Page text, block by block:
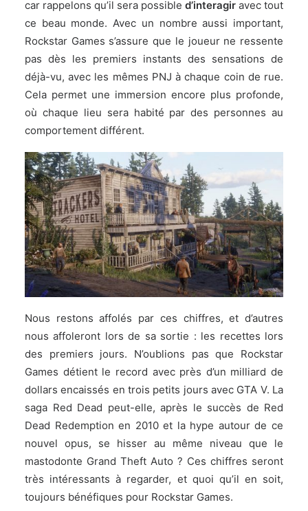
car rappelons qu’il sera possible d’interagir avec tout
ce beau monde. Avec un nombre aussi important,
Rockstar Games s’assure que le joueur ne ressente
pas dès les premiers instants des sensations de
déjà-vu, avec les mêmes PNJ à chaque coin de rue.
Cela permet une immersion encore plus profonde,
où chaque lieu sera habité par des personnes au
comportement différent.
Nous restons affolés par ces chiffres, et d’autres
nous affoleront lors de sa sortie : les recettes lors
des premiers jours. N’oublions pas que Rockstar
Games détient le record avec près d’un milliard de
dollars encaissés en trois petits jours avec GTA V. La
saga Red Dead peut-elle, après le succès de Red
Dead Redemption en 2010 et la hype autour de ce
nouvel opus, se hisser au même niveau que le
mastodonte Grand Theft Auto ? Ces chiffres seront
très intéressants à regarder, et quoi qu’il en soit,
toujours bénéfiques pour Rockstar Games.